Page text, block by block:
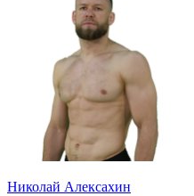
Николай Алексахин